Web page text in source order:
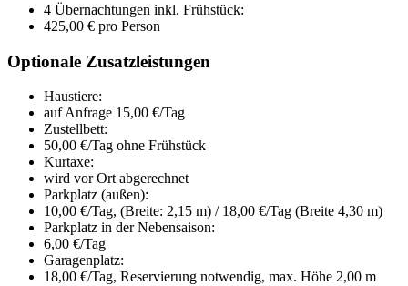
4 Übernachtungen inkl. Frühstück:
425,00 € pro Person
Optionale Zusatzleistungen
Haustiere:
auf Anfrage 15,00 €/Tag
Zustellbett:
50,00 €/Tag ohne Frühstück
Kurtaxe:
wird vor Ort abgerechnet
Parkplatz (außen):
10,00 €/Tag, (Breite: 2,15 m) / 18,00 €/Tag (Breite 4,30 m)
Parkplatz in der Nebensaison:
6,00 €/Tag
Garagenplatz:
18,00 €/Tag, Reservierung notwendig, max. Höhe 2,00 m